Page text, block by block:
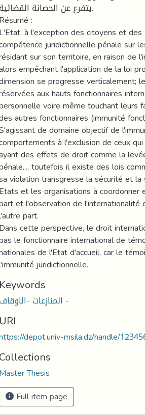
يتفرع عن الحصانة القضائية.
Résumé :
L'Etat, à l'exception des citoyens et des
juridictionnelle pénale sur
sur son territoire, en raison de
empêchant l'application de la loi
se progresse verticalement;
aux hauts fonctionnaires
voire même touchant leurs
autres fonctionnaires (immunité
de domaine objectif de
à l'exclusion de ceux
des effets de droit comme la
toutefois il existe des lois
violation transgresse la sécurité et
Etats et les organisations à coordonner
et l'observation de l'internationalité
part.
Dans cette perspective, le droit
le fonctionnaire international de
de l'Etat d'accueil, car le
juridictionnelle.
Keywords
المنازعات -الاوقاف -
URI
depot.univ-msila.dz/handle/
Collections
Master Thesis
Full item page